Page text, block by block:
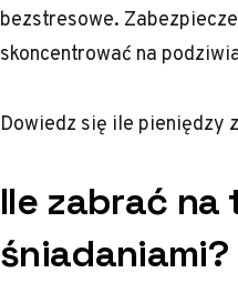
bezstresowe.
skoncentrować na
Dowiedz się ile pieniędzy
Ile zabrać
śniadaniami?